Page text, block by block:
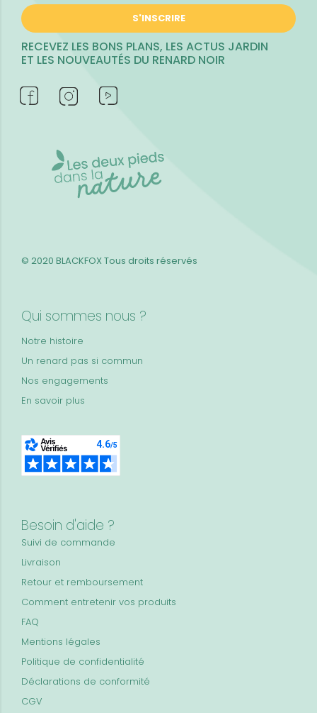
S'INSCRIRE
RECEVEZ LES BONS PLANS, LES ACTUS JARDIN
ET LES NOUVEAUTÉS DU RENARD NOIR
Qui sommes nous ?
Notre histoire
Un renard pas si commun
Nos engagements
En savoir plus
Besoin d'aide ?
Suivi de commande
Livraison
Retour et remboursement
Comment entretenir vos produits
FAQ
Mentions légales
Politique de confidentialité
Déclarations de conformité
CGV
© 2020 BLACKFOXTous droits réservés